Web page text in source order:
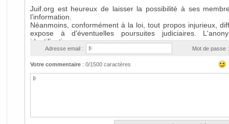
Adresse email : Mot de passe :
Votre commentaire: 0/1500 caractères